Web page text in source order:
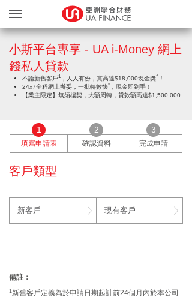
貸款服務
貸款確認
繽FUN禮品天地
友獎賞計劃
網上遞交文件
關於我們
親身辦理
EN
小斯平台專享 - UA i-Money 網上
錢私人貸款
不論新舊客戶1 ，人人有份，賞高達$18,000現金獎^ ！
24x7全程網上辦妥，一批轉數快*
，現金即到手！
【業主限定】無須樓契，大額周轉，貸款額高達$1,500,000
1
填寫申請表
2
確認資料
3
完成申請
客戶類型
新客戶 現有客戶
備註：
1 新舊客戶定義為於申請日期起計前24個月內於本公司